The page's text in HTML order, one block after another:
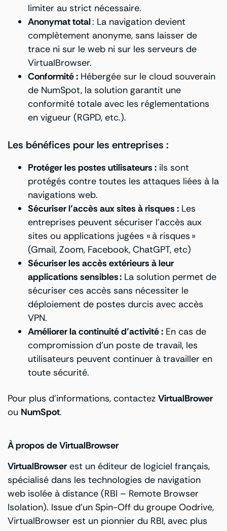
limiter au strict nécessaire.
Anonymat total: La navigation devient
complètement anonyme, sans laisser de
trace ni sur le web ni sur les serveurs de
VirtualBrowser.
Conformité : Hébergée sur le cloud souverain
de NumSpot, la solution garantit une
conformité totale avec les réglementations
en vigueur (RGPD, etc.).
Les bénéfices pour les entreprises :
Protéger les postes utilisateurs : ils sont
protégés contre toutes les attaques liées à la
navigations web.
Sécuriser l’accès aux sites à risques : Les
entreprises peuvent sécuriser l’accès aux
sites ou applications jugées « à risques »
(Gmail, Zoom, Facebook, ChatGPT, etc)
Sécuriser les accès extérieurs à leur
applications sensibles : La solution permet de
sécuriser ces accès sans nécessiter le
déploiement de postes durcis avec accès
VPN.
Améliorer la continuité d’activité : En cas de
compromission d’un poste de travail, les
utilisateurs peuvent continuer à travailler en
toute sécurité.
Pour plus d’informations, contactez VirtualBrower
ou NumSpot.
À propos de VirtualBrowser
VirtualBrowser est un éditeur de logiciel français,
spécialisé dans les technologies de navigation
web isolée à distance (RBI – Remote Browser
Isolation). Issue d’un Spin-Off du groupe Oodrive,
VirtualBrowser est un pionnier du RBI, avec plus